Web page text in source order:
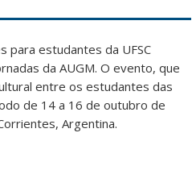
para estudantes da UFSC
da AUGM. O evento, que
entre os estudantes das
de 14 a 16 de outubro de
Argentina.